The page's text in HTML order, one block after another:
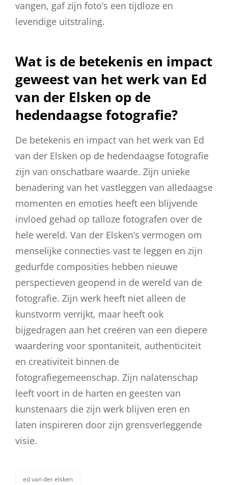
vangen, gaf zijn foto’s een tijdloze en
levendige uitstraling.
Wat is de betekenis en impact
geweest van het werk van Ed
van der Elsken op de
hedendaagse fotografie?
De betekenis en impact van het werk van Ed
van der Elsken op de hedendaagse fotografie
zijn van onschatbare waarde. Zijn unieke
benadering van het vastleggen van alledaagse
momenten en emoties heeft een blijvende
invloed gehad op talloze fotografen over de
hele wereld. Van der Elsken’s vermogen om
menselijke connecties vast te leggen en zijn
gedurfde composities hebben nieuwe
perspectieven geopend in de wereld van de
fotografie. Zijn werk heeft niet alleen de
kunstvorm verrijkt, maar heeft ook
bijgedragen aan het creëren van een diepere
waardering voor spontaniteit, authenticiteit
en creativiteit binnen de
fotografiegemeenschap. Zijn nalatenschap
leeft voort in de harten en geesten van
kunstenaars die zijn werk blijven eren en
laten inspireren door zijn grensverleggende
visie.
ed van der elsken